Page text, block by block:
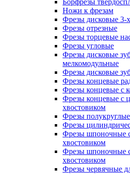
Борфрезы
Ножи к фрезам
Фрезы дисковые 3-
Фрезы отрезные
Фрезы торцевые
Фрезы угловые
Фрезы дисковые
мелкомодульные
Фрезы дисковые
Фрезы концевые
Фрезы концевые с
Фрезы концевые с
хвостовиком
Фрезы
Фрезы
Фрезы шпоночные
хвостовиком
Фрезы шпоночные
хвостовиком
Фрезы червячные